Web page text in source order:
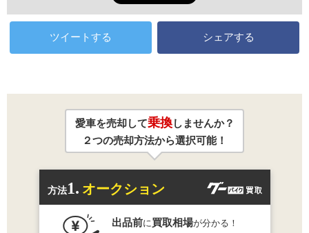
ツイートする シェアする
愛車を売却して乗換しませんか？
２つの売却方法から選択可能！
方法1. オークション
出品前に買取相場が分かる！